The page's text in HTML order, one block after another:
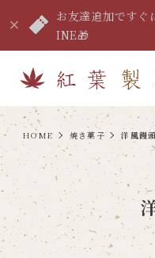
お友達追加です
INE🎁
HOME 焼き菓子 洋風饅頭